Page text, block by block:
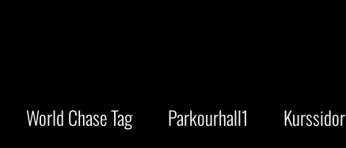
World Chase Tag Parkourhall1 Kurssidor